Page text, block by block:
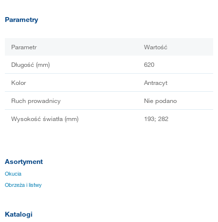
Parametry
Parametr Wartość
Długość (mm) 620
Kolor Antracyt
Ruch prowadnicy Nie podano
Wysokość światła (mm) 193; 282
Asortyment
Okucia
Obrzeża i listwy
Katalogi